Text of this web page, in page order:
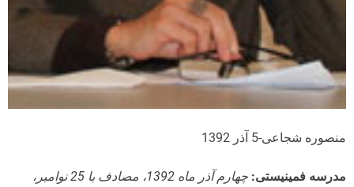
منصوره شجاعی-5 آذر 1392
مدرسه فمینیستی:
چهارم آذر ماه 1392، مصادف با 25 نوامبر،